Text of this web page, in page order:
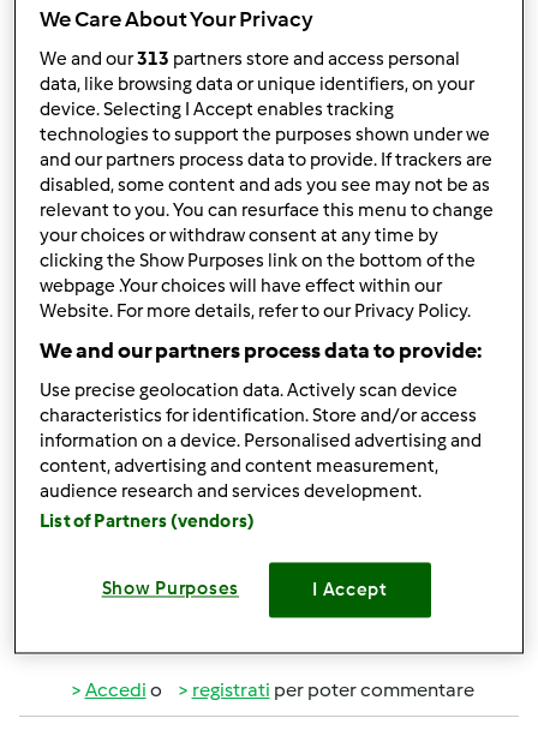
salve ragazzi! È da tanto che SN inscritta ma non ho
avuto mai un po di tempo per dedicarmi al forum. Io oltre
ad avere il bimby SN anche un incaricata alla vendita.
Viva il bimby
In cima
Accedio registratiper poter commentare
Lun, 02/03/2014 - 07:14
Accedi o registrati per poter commentare
We Care About Your Privacy
We and our313 partners store and access personal
data, like browsing data or unique identifiers, on your
device. Selecting I Accept enables tracking
technologies to support the purposes shown under we
and our partners process data to provide. If trackers are
disabled, some content and ads you see may not be as
relevant to you. You can resurface this menu to change
your choices or withdraw consent at any time by
clicking the Show Purposes link on the bottom of the
webpage .Your choices will have effect within our
Website. For more details, refer to our Privacy Policy.
We and our partners process data to provide:
Use precise geolocation data. Actively scan device
characteristics for identification. Store and/or access
information on a device. Personalised advertising and
content, advertising and content measurement,
audience research and services development.
List of Partners (vendors)
Show Purposes I Accept